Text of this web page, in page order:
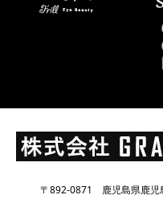
〒892-0871 鹿児島県鹿児